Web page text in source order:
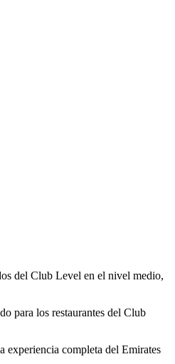
del Club Level en el nivel medio,
para los restaurantes del Club
experiencia completa del Emirates